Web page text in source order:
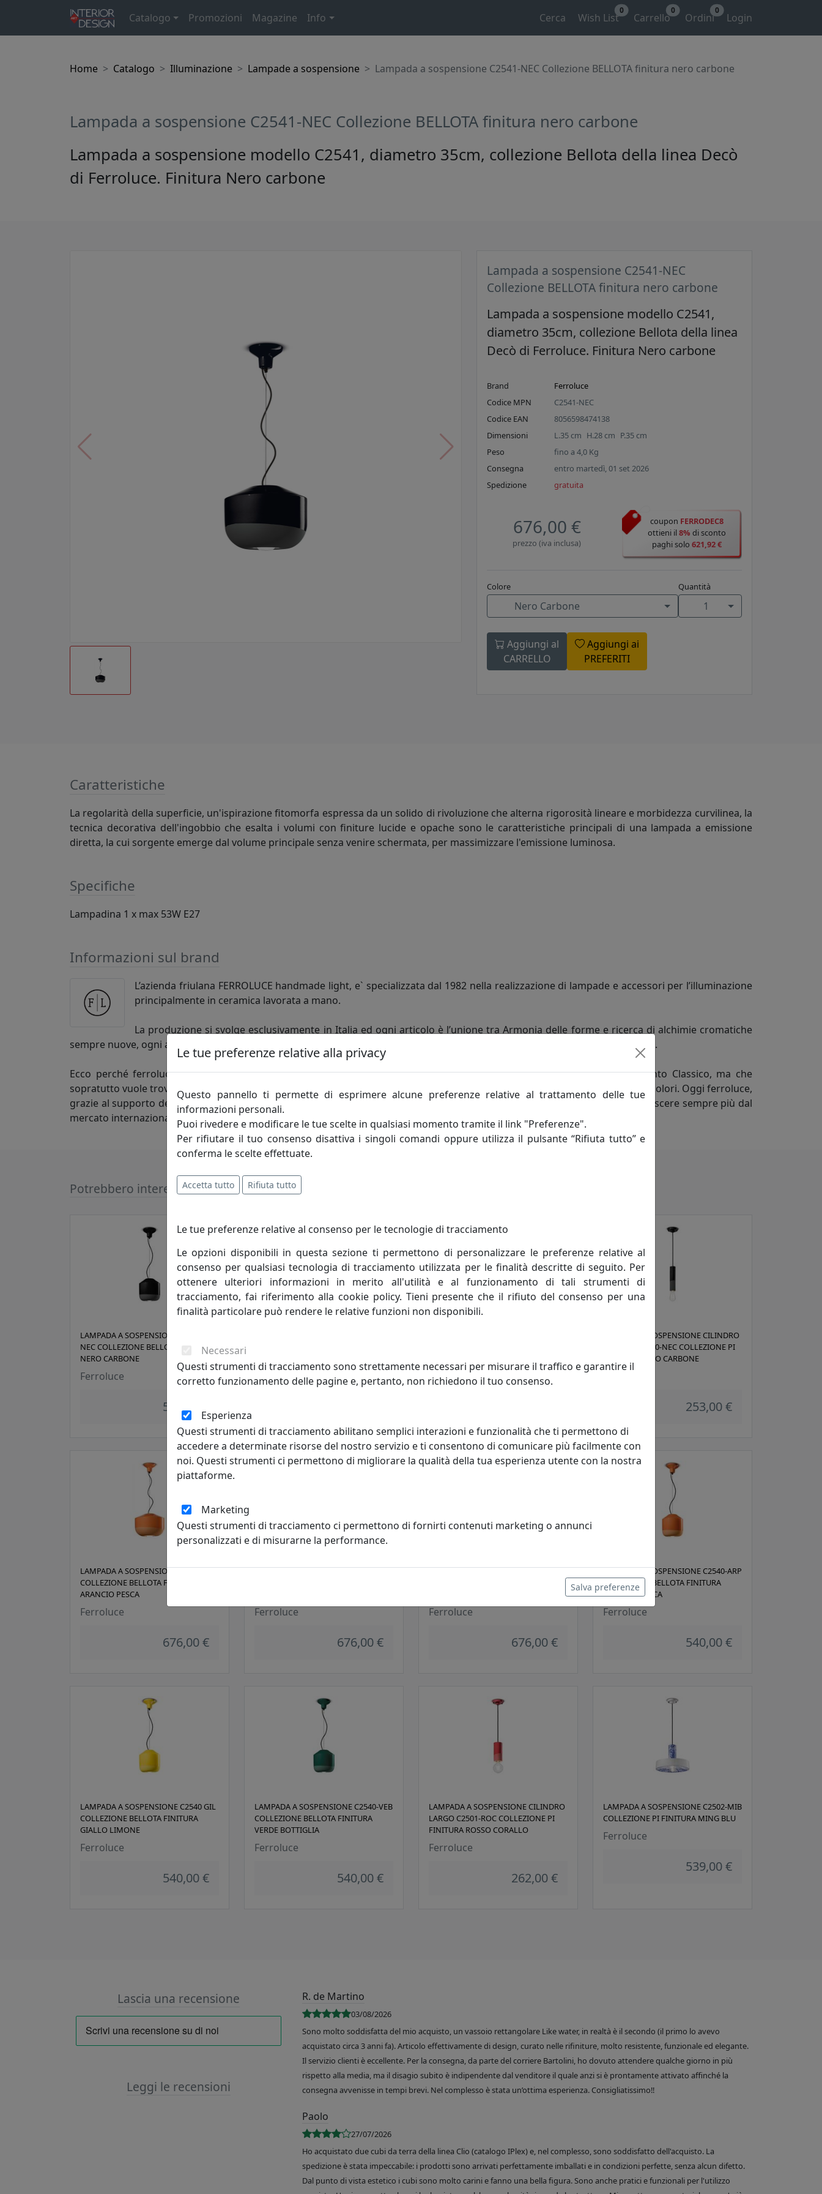
Catalogo Promozioni Magazine Info Cerca Wish List
0
Carrello
0
Ordini
0
Login
Home Catalogo Illuminazione Lampade a sospensione Lampada a sospensione C2541-NEC Collezione BELLOTA finitura nero carbone
Lampada a sospensione C2541-NEC Collezione BELLOTA finitura nero carbone
Lampada a sospensione modello C2541, diametro 35cm, collezione Bellota della linea Decò
di Ferroluce. Finitura Nero carbone
Lampada a sospensione C2541-NEC
Collezione BELLOTA finitura nero carbone
Lampada a sospensione modello C2541,
diametro 35cm, collezione Bellota della linea
Decò di Ferroluce. Finitura Nero carbone
Brand
Ferroluce
Codice MPN
C2541-NEC
Codice EAN
8056598474138
Dimensioni
L.35 cm H.28 cm P.35 cm
Peso
fino a4,0 Kg
Consegna
entro martedì, 01 set 2026
Spedizione
gratuita
676,00 €
prezzo (iva inclusa)
coupon FERRODEC8
ottieni il8% di sconto
paghi solo 621,92 €
Colore
Nero Carbone
Quantità
1
Aggiungi al
CARRELLO
Aggiungi ai
PREFERITI
Caratteristiche
La regolarità della superficie, un'ispirazione fitomorfa espressa da un solido di rivoluzione che alterna rigorosità lineare e morbidezza curvilinea, la
tecnica decorativa dell'ingobbio che esalta i volumi con finiture lucide e opache sono le caratteristiche principali di una lampada a emissione
diretta, la cui sorgente emerge dal volume principale senza venire schermata, per massimizzare l'emissione luminosa.
Specifiche
Lampadina 1 x max 53W E27
Informazioni sul brand
L’azienda friulana FERROLUCE handmade light, e` specializzata dal 1982 nella realizzazione di lampade e accessori per l’illuminazione
principalmente in ceramica lavorata a mano.
La produzione si svolge esclusivamente in Italia ed ogni articolo è l’unione tra Armonia delle forme e ricerca di alchimie cromatiche
sempre nuove, ogni articolo così si distingue dalla monotonia dei prodotti realizzati in serie, acquisendo Una personalità unica.
Ecco perché ferroluce si rivolge alla clientela più esigente, che non cerca solo la giusta soluzione in fatto di arredamento Classico, ma che
sopratutto vuole trovare un’azienda competente e in grado di personalizzare ogni articolo in fatto di forme, misure, decori e colori. Oggi ferroluce,
grazie al supporto dei figli, è una realtà moderna, giovane e Dinamica, che grazie agli insegnamenti acquisiti vuole farsi conoscere sempre più dal
mercato internazionale.
Potrebbero interessarti
LAMPADA A SOSPENSIONE C2540-
NEC COLLEZIONE BELLOTA FINITURA
NERO CARBONE
Ferroluce
540,00 €
Ferroluce Ferroluce
LAMPADA A SOSPENSIONE CILINDRO
STRETTO C2500-NEC COLLEZIONE PI
FINITURA NERO CARBONE
253,00 €
LAMPADA A SOSPENSIONE C2541-ARP
COLLEZIONE BELLOTA FINITURA
ARANCIO PESCA
Ferroluce
676,00 €
LAMPADA A SOSPENSIONE C2541-GIL
Ferroluce
676,00 €
LAMPADA A SOSPENSIONE C2541-VEB
Ferroluce
676,00 €
LAMPADA A SOSPENSIONE C2540-ARP
COLLEZIONE BELLOTA FINITURA
ARANCIO PESCA
Ferroluce
540,00 €
LAMPADA A SOSPENSIONE C2540 GIL
COLLEZIONE BELLOTA FINITURA
GIALLO LIMONE
Ferroluce
540,00 €
LAMPADA A SOSPENSIONE C2540-VEB
COLLEZIONE BELLOTA FINITURA
VERDE BOTTIGLIA
Ferroluce
540,00 €
LAMPADA A SOSPENSIONE CILINDRO
LARGO C2501-ROC COLLEZIONE PI
FINITURA ROSSO CORALLO
Ferroluce
262,00 €
LAMPADA A SOSPENSIONE C2502-MIB
COLLEZIONE PI FINITURA MING BLU
Ferroluce
539,00 €
Lascia una recensione
Leggi le recensioni
R. de Martino
03/08/2026
Sono molto soddisfatta del mio acquisto, un vassoio rettangolare Like water, in realtà è il secondo (il primo lo avevo
acquistato circa 3 anni fa). Articolo effettivamente di design, curato nelle rifiniture, molto resistente, funzionale ed elegante.
Il servizio clienti è eccellente. Per la consegna, da parte del corriere Bartolini, ho dovuto attendere qualche giorno in più
rispetto alla media, ma il disagio subito è indipendente dal venditore il quale anzi si è prontamente attivato affinché la
consegna avvenisse in tempi brevi. Nel complesso è stata un’ottima esperienza. Consigliatissimo!!
Paolo
27/07/2026
Ho acquistato due cubi da terra della linea Clio (catalogo IPlex) e, nel complesso, sono soddisfatto dell'acquisto. La
spedizione è stata impeccabile: i prodotti sono arrivati perfettamente imballati e in condizioni perfette, senza alcun difetto.
Dal punto di vista estetico i cubi sono molto carini e fanno una bella figura. Sono anche pratici e funzionali per l'utilizzo
Le tue preferenze relative alla privacy
Questo pannello ti permette di esprimere alcune preferenze relative al trattamento delle tue
informazioni personali.
Puoi rivedere e modificare le tue scelte in qualsiasi momento tramite il link "Preferenze".
Per rifiutare il tuo consenso disattiva i singoli comandi oppure utilizza il pulsante “Rifiuta tutto” e
conferma le scelte effettuate.
Accetta tutto Rifiuta tutto
Le tue preferenze relative al consenso per le tecnologie di tracciamento
Le opzioni disponibili in questa sezione ti permettono di personalizzare le preferenze relative al
consenso per qualsiasi tecnologia di tracciamento utilizzata per le finalità descritte di seguito. Per
ottenere ulteriori informazioni in merito all'utilità e al funzionamento di tali strumenti di
tracciamento, fai riferimento alla cookie policy. Tieni presente che il rifiuto del consenso per una
finalità particolare può rendere le relative funzioni non disponibili.
Necessari
Questi strumenti di tracciamento sono strettamente necessari per misurare il traffico e garantire il
corretto funzionamento delle pagine e, pertanto, non richiedono il tuo consenso.
Esperienza
Questi strumenti di tracciamento abilitano semplici interazioni e funzionalità che ti permettono di
accedere a determinate risorse del nostro servizio e ti consentono di comunicare più facilmente con
noi. Questi strumenti ci permettono di migliorare la qualità della tua esperienza utente con la nostra
piattaforme.
Marketing
Questi strumenti di tracciamento ci permettono di fornirti contenuti marketing o annunci
personalizzati e di misurarne la performance.
Salva preferenze